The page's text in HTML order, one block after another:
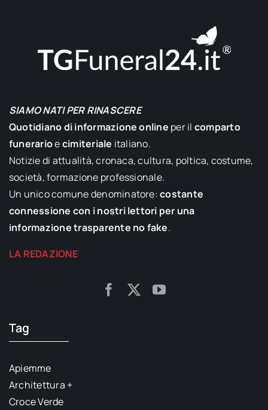
SIAMO NATI PER RINASCERE
Quotidiano di informazione online per il comparto
funerarioecimiteriale italiano.
Notizie di attualità, cronaca, cultura, poltica, costume,
società, formazione professionale.
Un unico comune denominatore:costante
connessione con i nostri lettori per una
informazione trasparente no fake.
LA REDAZIONE
Tag
Apiemme
Architettura +
Croce Verde